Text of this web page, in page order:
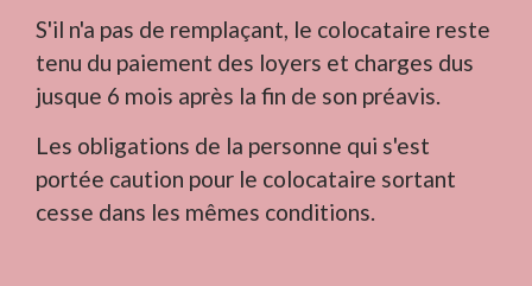
S'il n'a pas de remplaçant, le colocataire reste
tenu du paiement des loyers et charges dus
jusque 6 mois après la fin de son préavis.
Les obligations de la personne qui s'est
portée caution pour le colocataire sortant
cesse dans les mêmes conditions.